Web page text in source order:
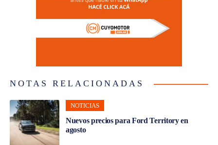
NOTAS RELACIONADAS
NOTICIAS
Nuevos precios para Ford Territory en
agosto